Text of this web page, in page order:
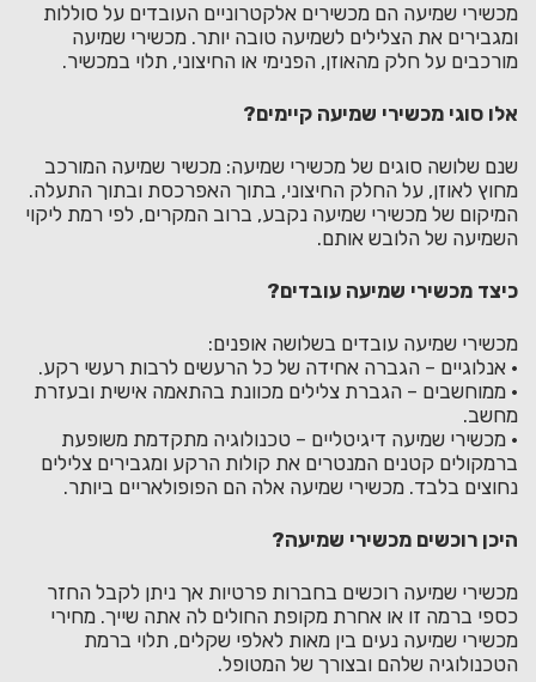
מכשירי שמיעה הם מכשירים אלקטרוניים העובדים על סוללות
ומגבירים את הצלילים לשמיעה טובה יותר. מכשירי שמיעה
מורכבים על חלק מהאוזן, הפנימי או החיצוני, תלוי במכשיר.
אלו סוגי מכשירי שמיעה קיימים?
שנם שלושה סוגים של מכשירי שמיעה: מכשיר שמיעה המורכב
מחוץ לאוזן, על החלק החיצוני, בתוך האפרכסת ובתוך התעלה.
המיקום של מכשירי שמיעה נקבע, ברוב המקרים, לפי רמת ליקוי
השמיעה של הלובש אותם.
כיצד מכשירי שמיעה עובדים?
מכשירי שמיעה עובדים בשלושה אופנים:
• אנלוגיים – הגברה אחידה של כל הרעשים לרבות רעשי רקע.
• ממוחשבים – הגברת צלילים מכוונת בהתאמה אישית ובעזרת
מחשב.
• מכשירי שמיעה דיגיטליים – טכנולוגיה מתקדמת משופעת
ברמקולים קטנים המנטרים את קולות הרקע ומגבירים צלילים
נחוצים בלבד. מכשירי שמיעה אלה הם הפופולאריים ביותר.
היכן רוכשים מכשירי שמיעה?
מכשירי שמיעה רוכשים בחברות פרטיות אך ניתן לקבל החזר
כספי ברמה זו או אחרת מקופת החולים לה אתה שייך. מחירי
מכשירי שמיעה נעים בין מאות לאלפי שקלים, תלוי ברמת
הטכנולוגיה שלהם ובצורך של המטופל.